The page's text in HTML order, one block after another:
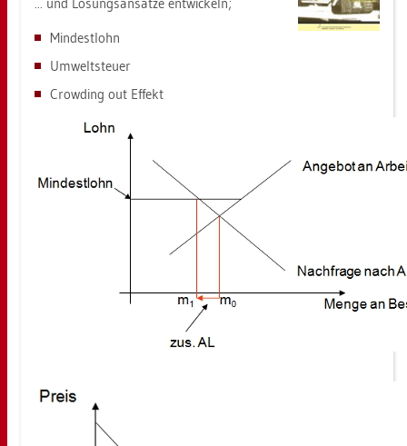
... und Lö­sungs­an­sät­ze ent­wi­ckeln;
Min­dest­lohn
Um­welt­steu­er
Crow­ding out Ef­fekt